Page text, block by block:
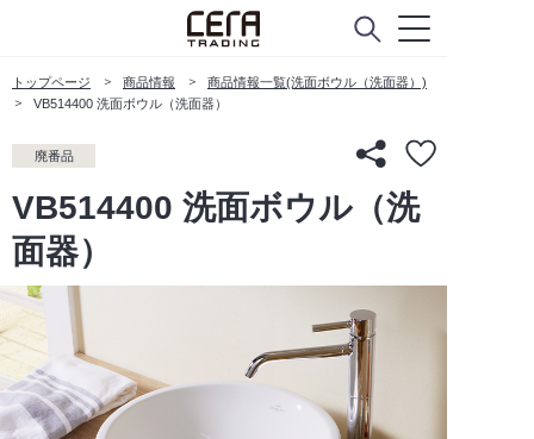
トップページ 商品情報
商品情報一覧(洗面ボウル（洗面器）)
VB514400 洗面ボウル（洗面器）
廃番品
VB514400 洗面ボウル（洗
面器）